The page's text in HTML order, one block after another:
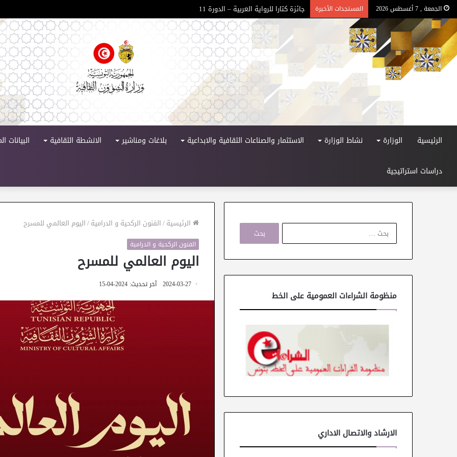
الجمعة , 7 أغسطس 2026 المستجدات الأخيرة جائزة كتارا للرواية العربية – الدورة 11
الرئيسية الوزارة نشاط الوزارة الاستثمار والصناعات الثقافية والابداعية بلاغات ومناشير الانشطة الثقافية البيانات
دراسات استراتيجية
الرئيسية/الفنون الركحية و الدرامية/اليوم العالمي للمسرح
الفنون الركحية و الدرامية
اليوم العالمي للمسرح
2024-03-27 آخر تحديث: 2024-04-15
ا
ح
ن
منظومة الشراءات العمومية على الخط
الارشاد والاتصال الاداري